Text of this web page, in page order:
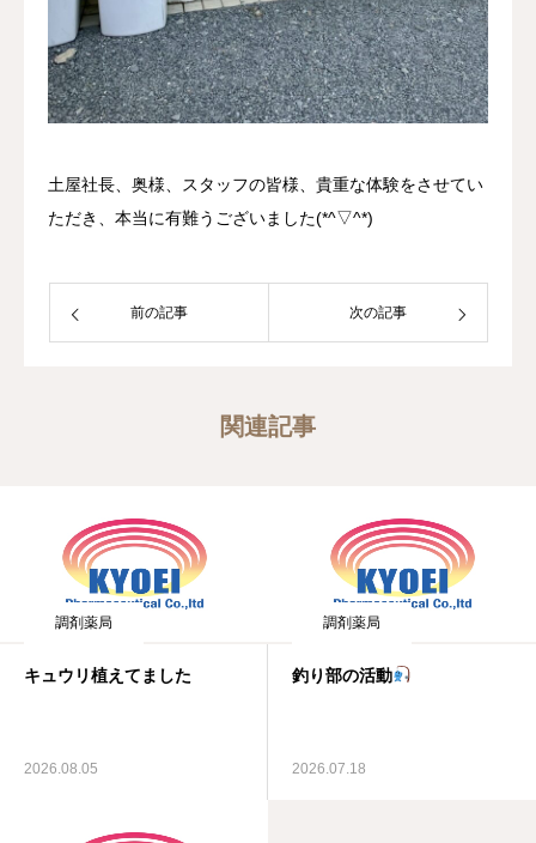
土屋社長、奥様、スタッフの皆様、貴重な体験をさせてい
ただき、本当に有難うございました(*^▽^*)
前の記事 次の記事
関連記事
調剤薬局
キュウリ植えてました
2026.08.05
調剤薬局
釣り部の活動
2026.07.18